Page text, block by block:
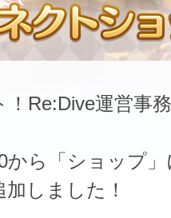
Re:Dive運営事
から「ショップ
しました！